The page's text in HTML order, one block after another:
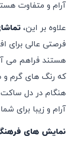
آرام و متفاوت
علاوه بر این،
فرصتی عالی برای
هستند فراهم می
که رنگ‌ های گرم و
‌هنگام در دل ساکت
آرام و زیبا برای
نمایش ‌های